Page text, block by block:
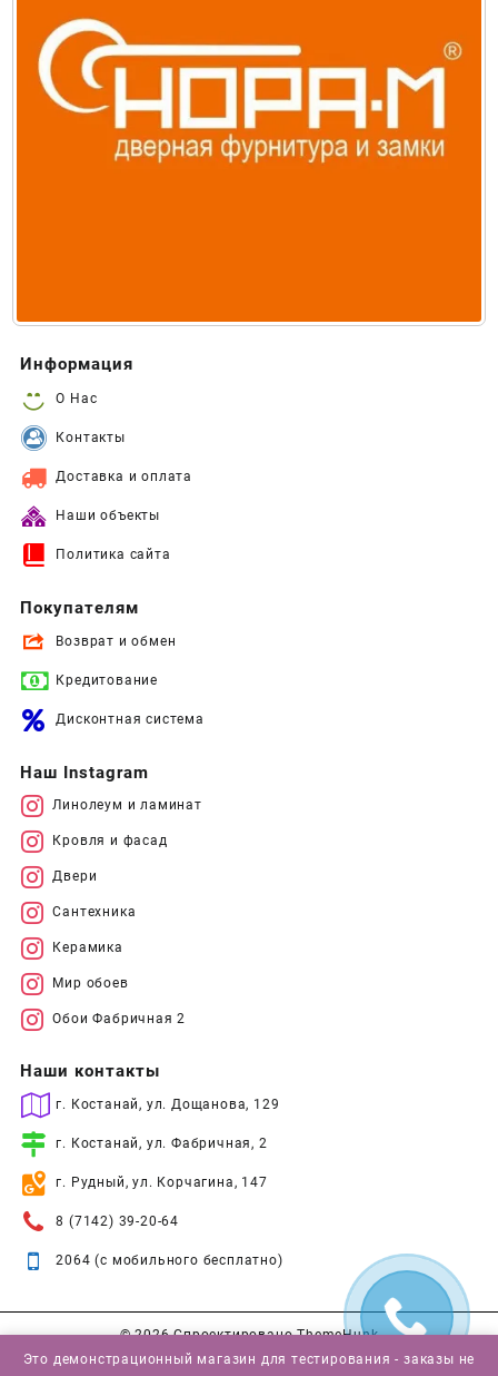
Информация
О Нас
Контакты
Доставка и оплата
Наши объекты
Политика сайта
Покупателям
Возврат и обмен
Кредитование
Дисконтная система
Наш Instagram
Линолеум и ламинат
Кровля и фасад
Двери
Сантехника
Керамика
Мир обоев
Обои Фабричная 2
Наши контакты
г. Костанай, ул. Дощанова, 129
г. Костанай, ул. Фабричная, 2
г. Рудный, ул. Корчагина, 147
8 (7142) 39-20-64
2064 (с мобильного бесплатно)
© 2026Спроектировано ThemeHunk
Это демонстрационный магазин для тестирования - заказы не